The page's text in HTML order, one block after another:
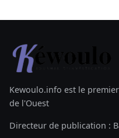
Kewoulo.info est le
de l'Ouest
Directeur de publication :